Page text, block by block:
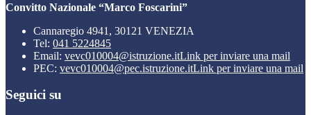
Convitto Nazionale “Marco Foscarini”
Cannaregio 4941, 30121 VENEZIA
Tel: 041 5224845
Email: vevc010004@istruzione.itLink per inviare una mail
PEC: vevc010004@pec.istruzione.itLink per inviare una mail
Seguici su